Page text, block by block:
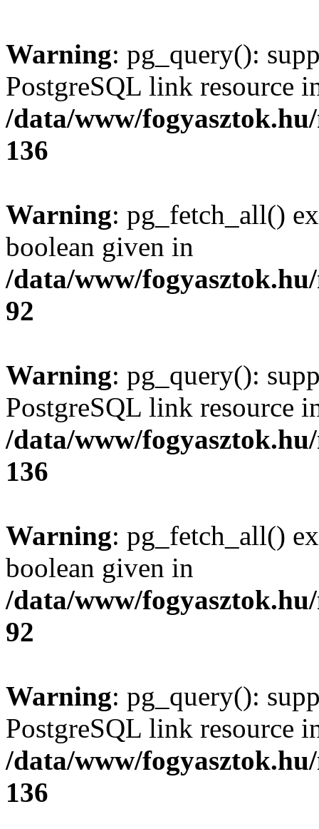
Warning: pg_query():
PostgreSQL link resource
/data/www/
136
Warning: pg_fetch_all()
boolean given in
/data/www/
92
Warning: pg_query():
PostgreSQL link resource
/data/www/
136
Warning: pg_fetch_all()
boolean given in
/data/www/
92
Warning: pg_query():
PostgreSQL link resource
/data/www/
136